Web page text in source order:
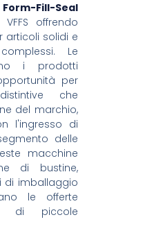
Fill-Seal
offrendo
articoli solidi e
Le
i prodotti
per
che
del marchio,
l'ingresso di
delle
macchine
di bustine,
di imballaggio
le offerte
di piccole